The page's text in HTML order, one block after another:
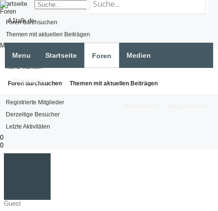
Startseite
Foren
Foren durchsuchen
Themen mit aktuellen Beiträgen
Medien
Medien suchen
Neue Medien
Mitglieder
Registrierte Mitglieder
Derzeitige Besucher
Letzte Aktivitäten
0
0
Guest
Menu Startseite Foren
Foren durchsuchen Themen mit aktuellen Beiträgen
Medien
Mitglieder